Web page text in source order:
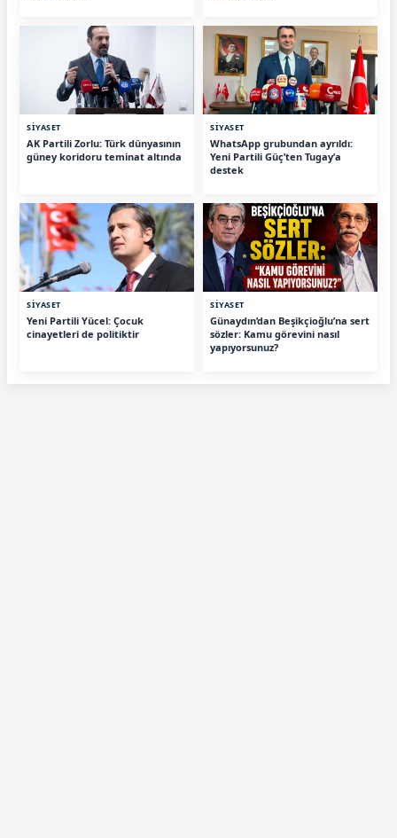
SİYASET
AK Partili Zorlu: Türk dünyasının
güney koridoru teminat altında
SİYASET
WhatsApp grubundan ayrıldı:
Yeni Partili Güç’ten Tugay’a
destek
SİYASET
Yeni Partili Yücel: Çocuk
cinayetleri de politiktir
SİYASET
Günaydın’dan Beşikçioğlu’na sert
sözler: Kamu görevini nasıl
yapıyorsunuz?